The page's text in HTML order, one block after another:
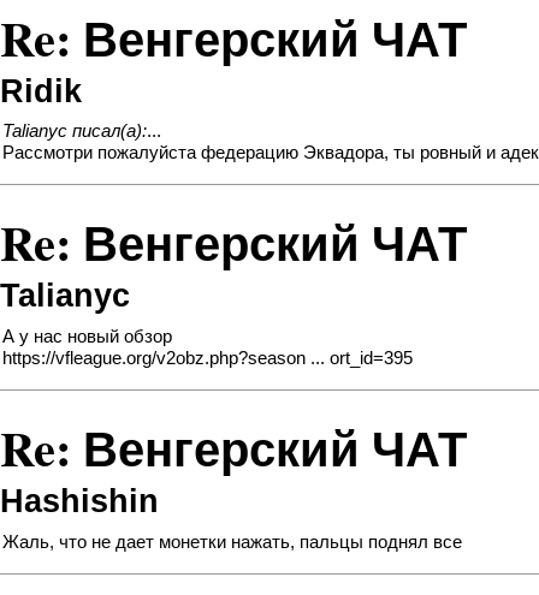
Re: Венгерский ЧАТ
Ridik
Talianyc писал(а):...
Рассмотри пожалуйста федерацию Эквадора, ты ровный и
Re: Венгерский ЧАТ
Talianyc
А у нас новый обзор
https://vfleague.org/v2obz.php?season ... ort_id=395
Re: Венгерский ЧАТ
Hashishin
Жаль, что не дает монетки нажать, пальцы поднял все